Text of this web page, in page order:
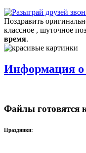
Поздравить
классное , шуточное
время.
Информация о
Файлы готовятся
Праздники: